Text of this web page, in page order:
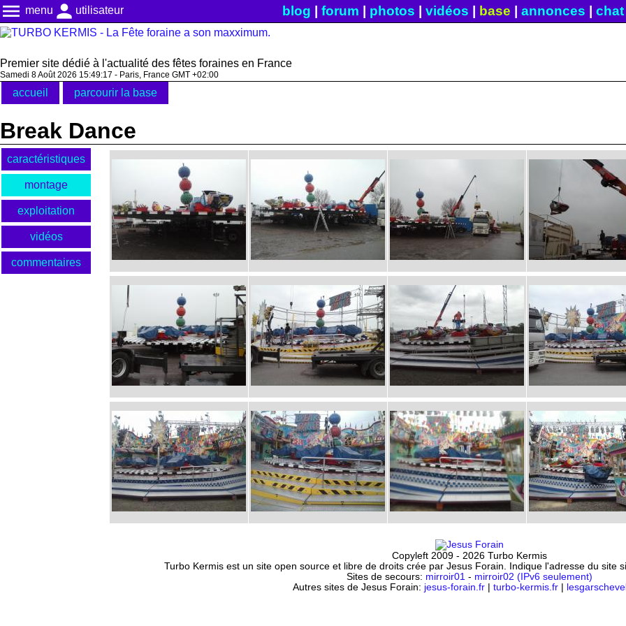
menu menu person utilisateur blog forum photos vidéos base annonces chat|
Premier site dédié à l'actualité des fêtes foraines en France
Samedi 8 Août 2026 15:49:17 - Paris, France GMT +02:00
accueil parcourir la base
Break Dance
caractéristiques
montage
exploitation
vidéos
commentaires
Copyleft 2009 - 2026 Turbo Kermis
Turbo Kermis est un site open source et libre de droits crée par Jesus Forain. Indique l'adresse du site
Sites de secours: mirroir01 - mirroir02 (IPv6 seulement)
Autres sites de Jesus Forain: jesus-forain.fr| turbo-kermis.fr|